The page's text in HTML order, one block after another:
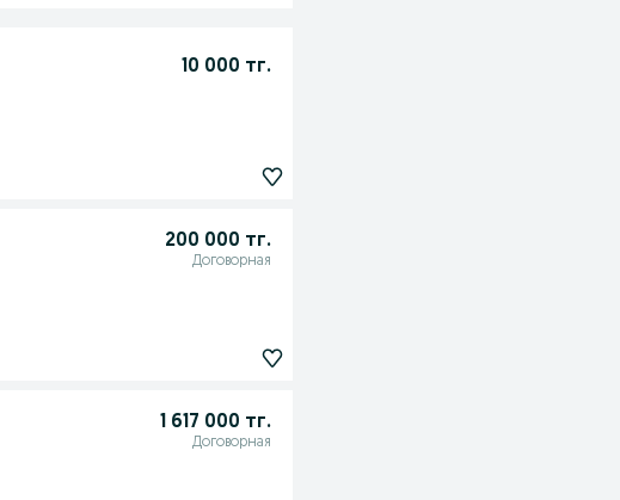
10 000 тг.
200 000 тг.
Договорная
1 617 000 тг.
Договорная